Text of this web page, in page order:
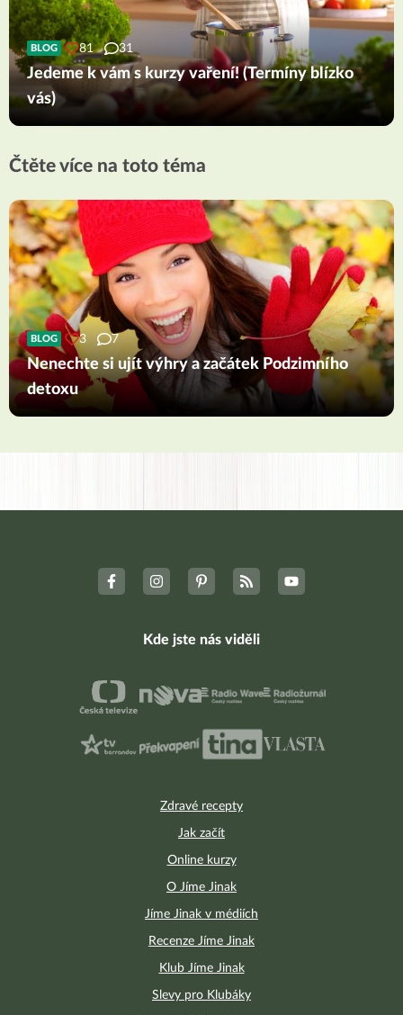
BLOG 81 31
Jedeme k vám s kurzy vaření! (Termíny blízko
vás)
Čtěte více na toto téma
BLOG 3 7
Nenechte si ujít výhry a začátek Podzimního
detoxu
Zdravé recepty
Jak začít
Online kurzy
O Jíme Jinak
Jíme Jinak v médiích
Recenze Jíme Jinak
Klub Jíme Jinak
Slevy pro Klubáky
Kde jste nás viděli